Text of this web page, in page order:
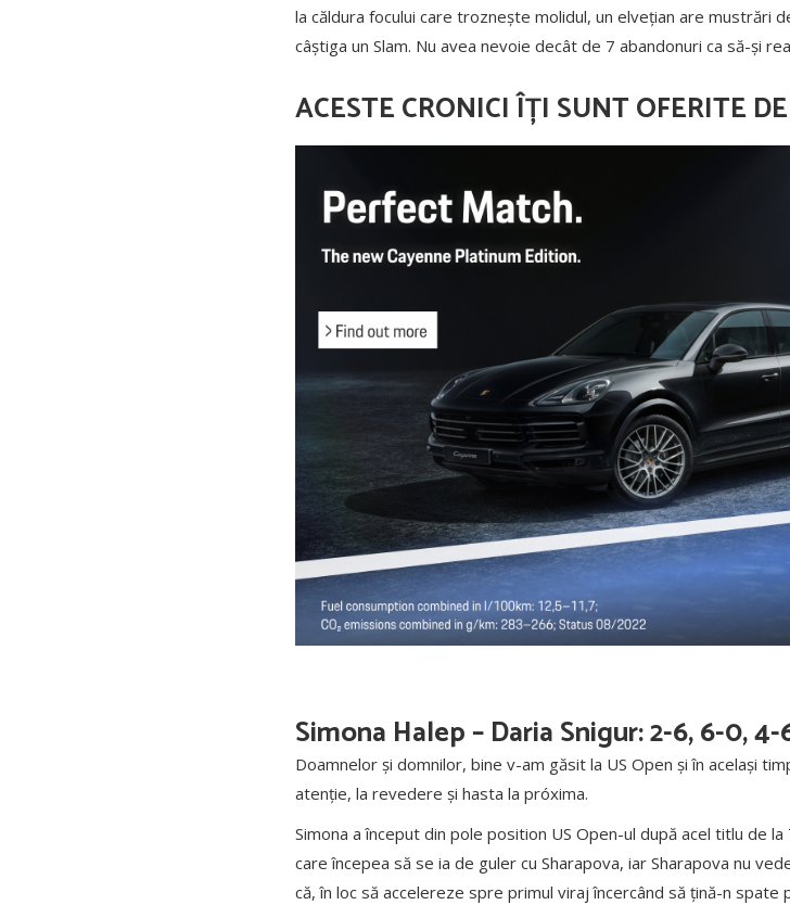
la căldura focului care troznește molidul, un elvețian are mustrări
câștiga un Slam. Nu avea nevoie decât de 7 abandonuri ca să-și
ACESTE CRONICI ÎȚI SUNT OFERITE DE
Simona Halep – Daria Snigur: 2-6, 6-0, 4-
Doamnelor și domnilor, bine v-am găsit la US Open și în același
atenție, la revedere și hasta la próxima.
Simona a început din pole position US Open-ul după acel titlu de
care începea să se ia de guler cu Sharapova, iar Sharapova nu
că, în loc să accelereze spre primul viraj încercând să țină-n spate